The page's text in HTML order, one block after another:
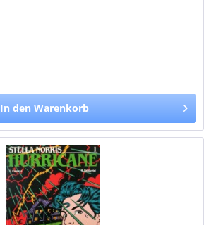
In den Warenkorb